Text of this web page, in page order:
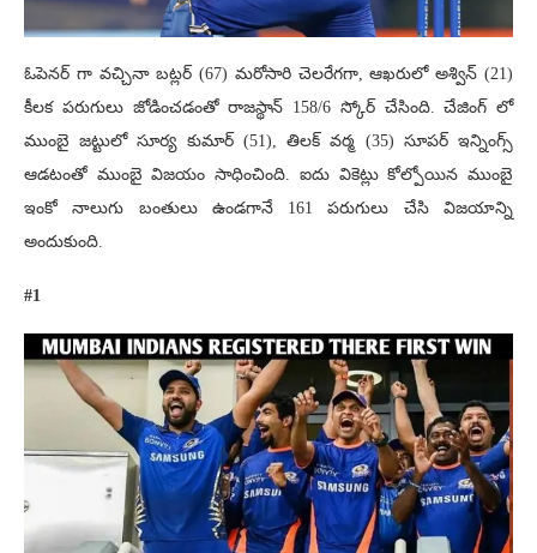
ఓపెనర్ గా వచ్చినా బట్లర్ (67) మరోసారి చెలరేగగా, ఆఖరులో అశ్విన్ (21)
కీలక పరుగులు జోడించడంతో రాజస్థాన్ 158/6 స్కోర్ చేసింది. చేజింగ్ లో
ముంబై జట్టులో సూర్య కుమార్ (51), తిలక్ వర్మ (35) సూపర్ ఇన్నింగ్స్
ఆడటంతో ముంబై విజయం సాధించింది. ఐదు వికెట్లు కోల్పోయిన ముంబై
ఇంకో నాలుగు బంతులు ఉండగానే 161 పరుగులు చేసి విజయాన్ని
అందుకుంది.
#1